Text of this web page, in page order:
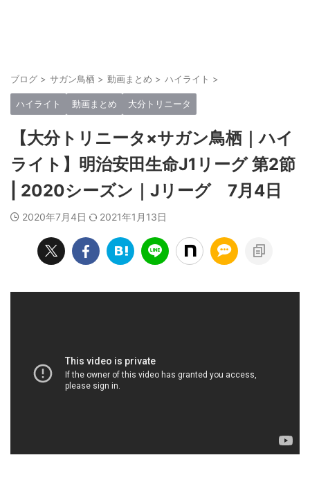
ブログ > サガン鳥栖 > 動画まとめ > ハイライト >
ハイライト 動画まとめ 大分トリニータ
【大分トリニータ×サガン鳥栖｜ハイ
ライト】明治安田生命J1リーグ 第2節
| 2020シーズン｜Jリーグ 7月4日
2020年7月4日 2021年1月13日